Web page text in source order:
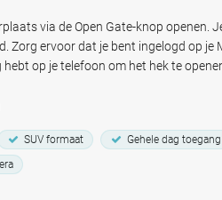
van Saint Servatius. Bespaar tijd en
hoeft nooit meer naar een
bevindt zich dichtbij Vrijthof, de Sint
Vrijthof kost 4,28 euro per uur. Deze
via de Open Gate-knop openen.
Zorg ervoor dat je bent ingelogd op je
op je telefoon om het hek te
SUV formaat Gehele dag toegang